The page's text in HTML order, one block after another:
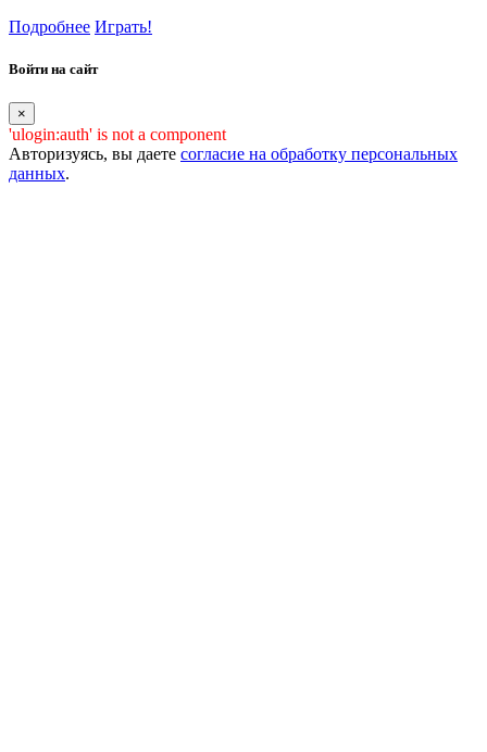
Подробнее Играть!
Войти на сайт
×
'ulogin:auth' is not a component
Авторизуясь, вы даете согласие на обработку персональных
данных.